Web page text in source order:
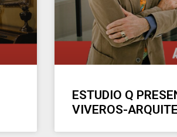
ESTUDIO Q
VIVEROS-